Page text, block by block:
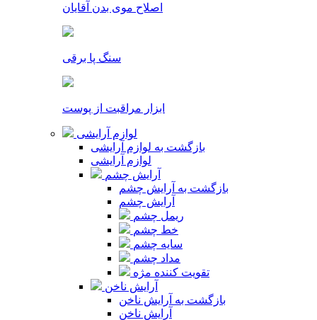
اصلاح موی بدن آقایان
سنگ پا برقی
ابزار مراقبت از پوست
لوازم آرایشی
بازگشت به لوازم آرایشی
لوازم آرایشی
آرایش چشم
بازگشت به آرایش چشم
آرایش چشم
ریمل چشم
خط چشم
سایه چشم
مداد چشم
تقویت کننده مژه
آرایش ناخن
بازگشت به آرایش ناخن
آرایش ناخن